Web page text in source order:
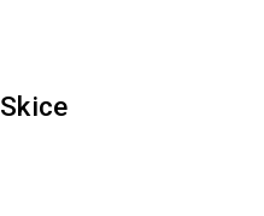
Skice